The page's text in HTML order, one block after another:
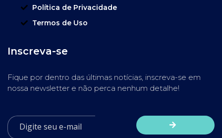
Política de Privacidade
Termos de Uso
Inscreva-se
Fique por dentro das últimas notícias, inscreva-se em
nossa newsletter e não perca nenhum detalhe!